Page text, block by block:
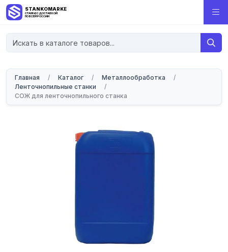
STANKOMARKET
СТАНКИ С ДОСТАВКОЙ
ПО ВСЕЙ РОССИИ
Главная / Каталог / Металлообработка
/
Ленточнопильные станки
/
СОЖ для ленточнопильного станка